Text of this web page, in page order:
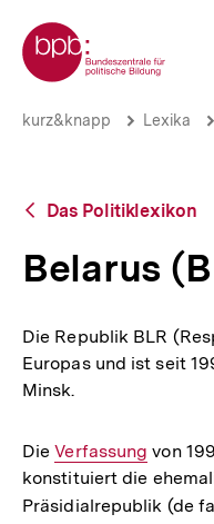
zum
Seiteninhalt
springen
Zur Startseite der bpb
Belarus
kurz&knapp Lexika
Zurück
Übersicht
Das Politiklexikon
Belarus
Die Republik BLR
Europas und ist seit
Minsk.
DieInterner
Link:
Verfassung von
konstituiert die
Präsidialrepublik (de